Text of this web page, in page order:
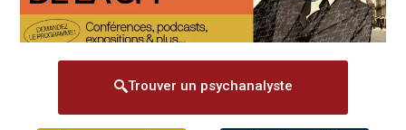
Trouver un psychanalyste